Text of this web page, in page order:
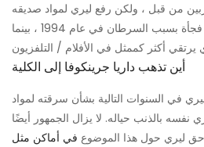
من قبل ، ولكن رفع ليري لمواد صديقه
قطع علاقتهما. ثم مات هيكس فجأة بسبب السرطان في عام 1994 ، بينما
أين تذهب داريا جرينكوفا إلى الكلية
في السنوات التالية بشأن سرقته لمواد
بالذنب حياله. لا يزال الجمهور أيضًا
ليري حول هذا الموضوع